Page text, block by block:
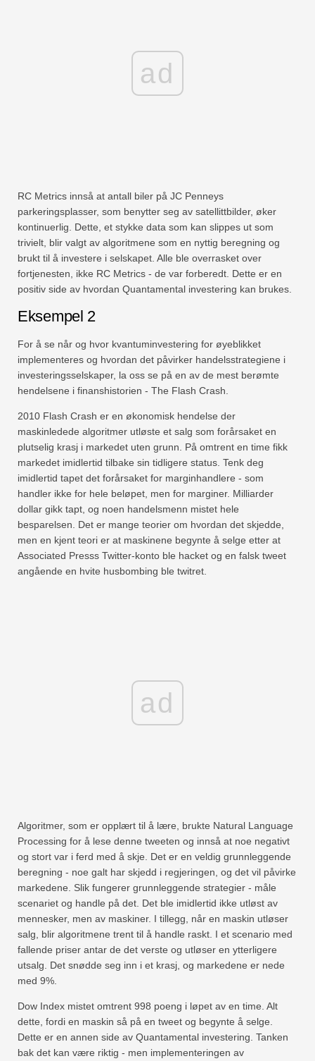
ad
RC Metrics innså at antall biler på JC Penneys
parkeringsplasser, som benytter seg av satellittbilder, øker
kontinuerlig. Dette, et stykke data som kan slippes ut som
trivielt, blir valgt av algoritmene som en nyttig beregning og
brukt til å investere i selskapet. Alle ble overrasket over
fortjenesten, ikke RC Metrics - de var forberedt. Dette er en
positiv side av hvordan Quantamental investering kan brukes.
Eksempel 2
For å se når og hvor kvantuminvestering for øyeblikket
implementeres og hvordan det påvirker handelsstrategiene i
investeringsselskaper, la oss se på en av de mest berømte
hendelsene i finanshistorien - The Flash Crash.
2010 Flash Crash er en økonomisk hendelse der
maskinledede algoritmer utløste et salg som forårsaket en
plutselig krasj i markedet uten grunn. På omtrent en time fikk
markedet imidlertid tilbake sin tidligere status. Tenk deg
imidlertid tapet det forårsaket for marginhandlere - som
handler ikke for hele beløpet, men for marginer. Milliarder
dollar gikk tapt, og noen handelsmenn mistet hele
besparelsen. Det er mange teorier om hvordan det skjedde,
men en kjent teori er at maskinene begynte å selge etter at
Associated Presss Twitter-konto ble hacket og en falsk tweet
angående en hvite husbombing ble twitret.
ad
Algoritmer, som er opplært til å lære, brukte Natural Language
Processing for å lese denne tweeten og innså at noe negativt
og stort var i ferd med å skje. Det er en veldig grunnleggende
beregning - noe galt har skjedd i regjeringen, og det vil påvirke
markedene. Slik fungerer grunnleggende strategier - måle
scenariet og handle på det. Det ble imidlertid ikke utløst av
mennesker, men av maskiner. I tillegg, når en maskin utløser
salg, blir algoritmene trent til å handle raskt. I et scenario med
fallende priser antar de det verste og utløser en ytterligere
utsalg. Det snødde seg inn i et krasj, og markedene er nede
med 9%.
Dow Index mistet omtrent 998 poeng i løpet av en time. Alt
dette, fordi en maskin så på en tweet og begynte å selge.
Dette er en annen side av Quantamental investering. Tanken
bak det kan være riktig - men implementeringen av